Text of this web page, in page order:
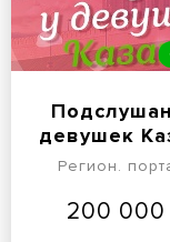
девушек
Регион.
200 000